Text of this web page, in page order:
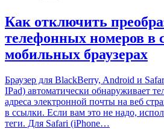
Как отключить
телефонных номеров в
мобильных браузерах
Браузер для BlackBerry, Android и
IPad) автоматически обнаруживает
адреса электронной почты на веб
в ссылки. Если вам это не надо,
теги. Для Safari (iPhone…